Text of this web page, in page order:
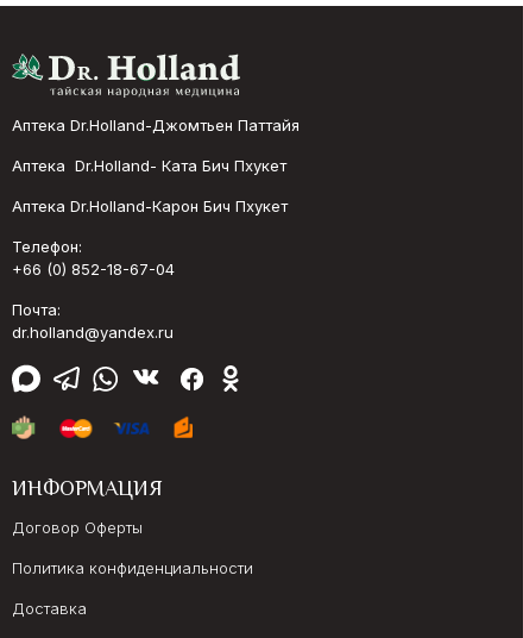
Аптека Dr.Holland-Джомтьен Паттайя
Аптека Dr.Holland- Ката Бич Пхукет
Аптека Dr.Holland-Карон Бич Пхукет
Телефон:
+66 (0) 852-18-67-04
Почта:
dr.holland@yandex.ru
ИНФОРМАЦИЯ
Договор Оферты
Политика конфиденциальности
Доставка